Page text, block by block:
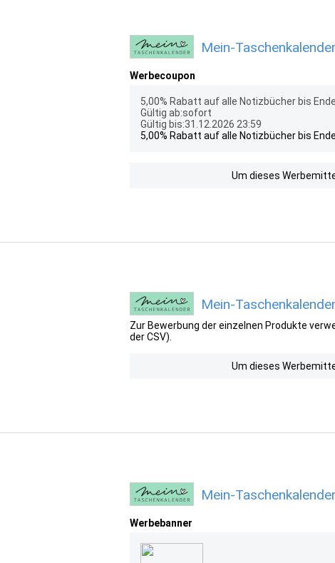
Mein-
Werbecoupon
5,00% Rabatt auf alle Notizbücher bis
Gültig ab:sofort
Gültig bis:31.12.2026 23:59
5,00% Rabatt auf alle Notizbücher bis
Um dieses
Mein-
Zur Bewerbung der einzelnen Produkte
der CSV).
Um dieses
Mein-
Werbebanner